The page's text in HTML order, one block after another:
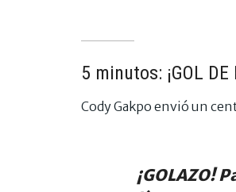
5 minutos: ¡GOL DE
Cody Gakpo envió un
¡GOLAZO!